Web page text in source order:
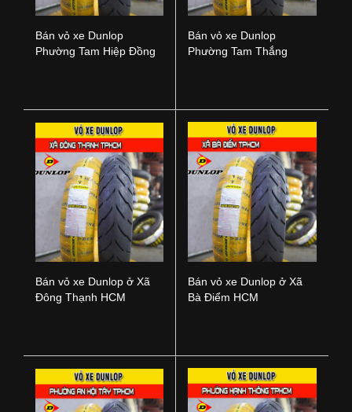
Bán vỏ xe Dunlop
Phường Tam Hiệp Đồng
Bán vỏ xe Dunlop
Phường Tam Thắng
Bán vỏ xe Dunlop ở Xã
Đông Thạnh HCM
Bán vỏ xe Dunlop ở Xã
Bà Điểm HCM